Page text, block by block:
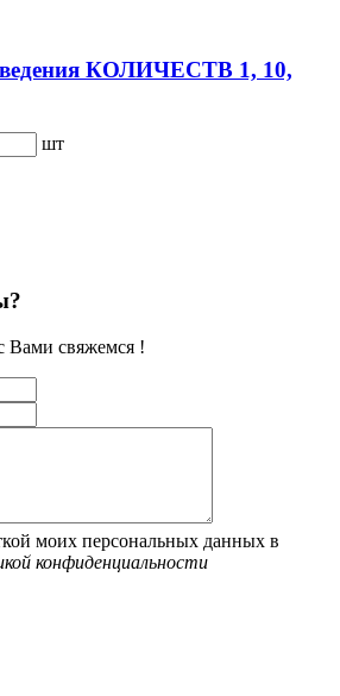
КОЛИЧЕСТВ 1, 10,
шт
Вами свяжемся !
моих персональных данных в
конфиденциальности